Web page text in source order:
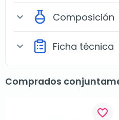
expand_more Composición
expand_more Ficha técnica
Comprados
favorite_border